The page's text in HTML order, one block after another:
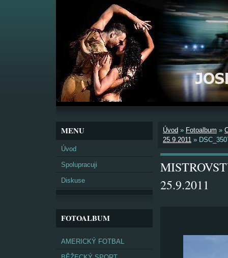
MENU
Úvod
Spolupracuji
Diskuse
FOTOALBUM
AMERICKÝ FOTBAL
Úvod » Fotoalbum »
25.9.2011 »
25.9.2011